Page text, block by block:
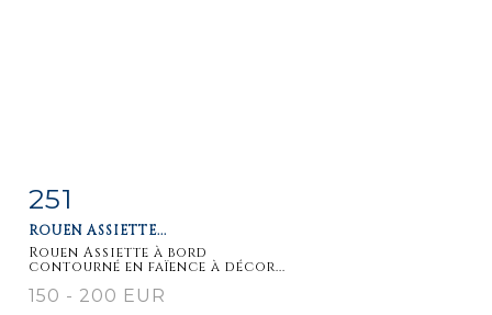
Item detail
251
ROUEN ASSIETTE...
Rouen Assiette à bord
contourné en faïence à décor...
150 - 200 EUR